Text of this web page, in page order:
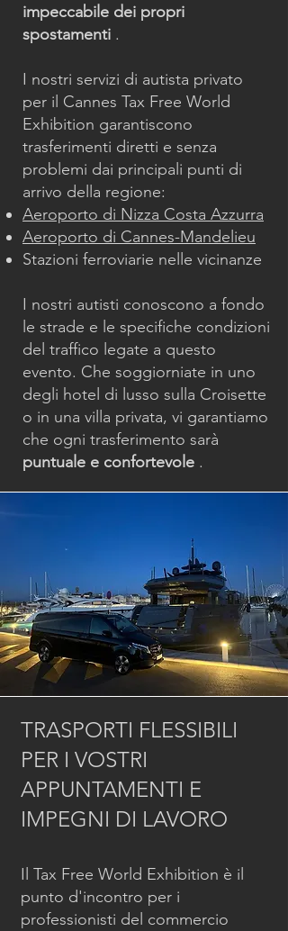
impeccabile dei propri
spostamenti .
I nostri servizi di autista privato
per il Cannes Tax Free World
Exhibition garantiscono
trasferimenti diretti e senza
problemi dai principali punti di
arrivo della regione:
Aeroporto di Nizza Costa Azzurra
Aeroporto di Cannes-Mandelieu
Stazioni ferroviarie nelle vicinanze
I nostri autisti conoscono a fondo
le strade e le specifiche condizioni
del traffico legate a questo
evento. Che soggiorniate in uno
degli hotel di lusso sulla Croisette
o in una villa privata, vi garantiamo
che ogni trasferimento sarà
puntuale e confortevole .
TRASPORTI FLESSIBILI
PER I VOSTRI
APPUNTAMENTI E
IMPEGNI DI LAVORO
Il Tax Free World Exhibition è il
punto d'incontro per i
professionisti del commercio